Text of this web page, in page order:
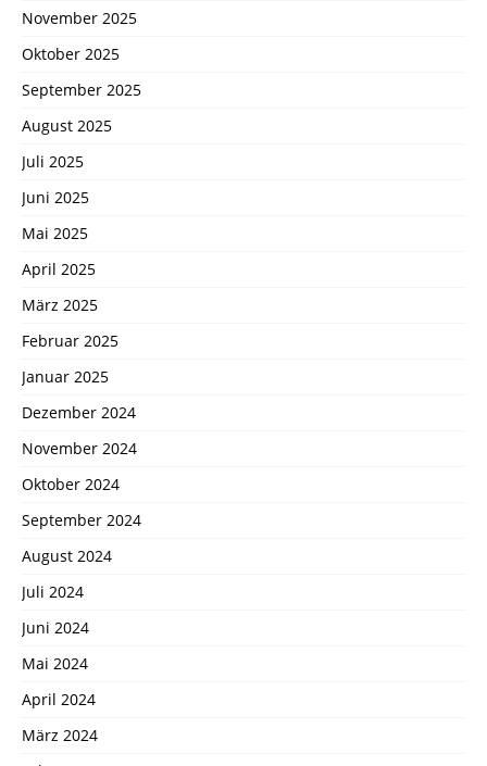
November 2025
Oktober 2025
September 2025
August 2025
Juli 2025
Juni 2025
Mai 2025
April 2025
März 2025
Februar 2025
Januar 2025
Dezember 2024
November 2024
Oktober 2024
September 2024
August 2024
Juli 2024
Juni 2024
Mai 2024
April 2024
März 2024